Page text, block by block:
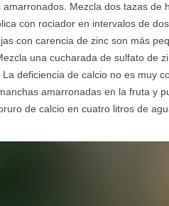
Mezcla dos tazas de
con rociador en intervalos de
con carencia de zinc son más
una cucharada de sulfato de
deficiencia de calcio no es muy
amarronadas en la fruta y
de calcio en cuatro litros de